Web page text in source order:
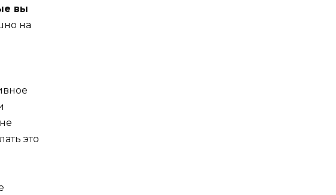
вы
на
это